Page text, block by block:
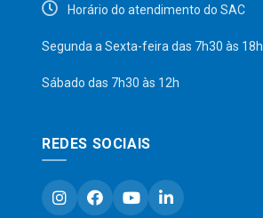
Horário do atendimento do SAC
Segunda a Sexta-feira das 7h30 às 18h
Sábado das 7h30 às 12h
REDES SOCIAIS